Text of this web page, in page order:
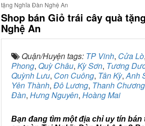
tặng Nghĩa Đàn Nghệ An
Shop bán Giỏ trái cây quà
Nghệ An
Quận/Huyện tags: TP Vinh, Cửa Lò,
Phong, Quỳ Châu, Kỳ Sơn, Tương
Quỳnh Lưu, Con Cuông, Tân Kỳ,Anh
Yên Thành, Đô Lương, Thanh Chương
Đàn, Hưng Nguyên, Hoàng Mai
Bạn đang tìm một địa chỉ uy tín bán